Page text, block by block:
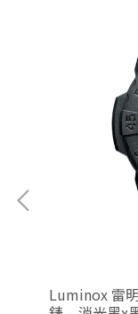
Luminox 雷